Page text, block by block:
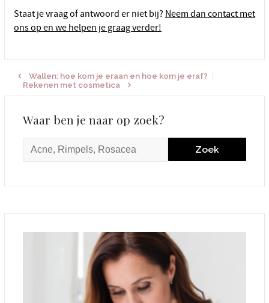
Staat je vraag of antwoord er niet bij? Neem dan contact met
ons op en we helpen je graag verder!
Wallen: hoe kom je eraan en hoe kom je eraf?
Rekenen met cosmetica
Waar ben je naar op zoek?